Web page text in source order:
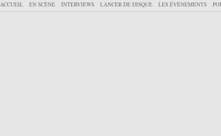
ACCUEIL EN SCÈNE INTERVIEWS LANCER DE DISQUE LES ÉVÉNEMENTS